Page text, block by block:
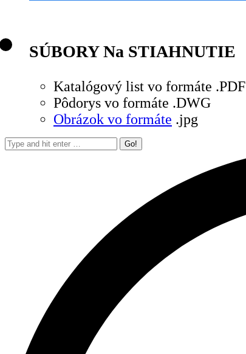
SÚBORY Na STIAHNUTIE
Katalógový list vo formáte .PDF
Pôdorys vo formáte .DWG
Obrázok vo formáte .jpg
Search: